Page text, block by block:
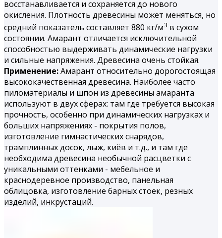
восстанавливается и сохраняется до нового
окисления. Плотность древесины может меняться, но
средний показатель составляет 880 кг/м3 в сухом
состоянии. Амарант отличается исключительной
способностью выдерживать динамические нагрузки
и сильные напряжения. Древесина очень стойкая.
Применение:Амарант относительно дорогостоящая
высококачественная древесина. Наиболее часто
пиломатериалы и шпон из древесины амаранта
используют в двух сферах: там где требуется высокая
прочность, особенно при динамических нагрузках и
больших напряжениях - покрытия полов,
изготовление гимнастических снарядов,
трамплинных досок, лыж, киёв и т.д., и там где
необходима древесина необычной расцветки с
уникальными оттенками - мебельное и
краснодеревное производство, панельная
облицовка, изготовление барных стоек, резных
изделий, инкрустаций.